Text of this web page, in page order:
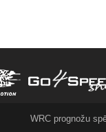
WRC prognožu